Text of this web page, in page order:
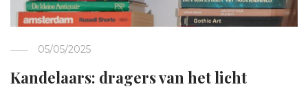
05/05/2025
Kandelaars: dragers van het licht